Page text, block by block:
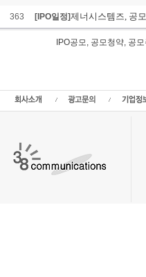
363 [IPO일정]제너시스템즈, 공
IPO공모, 공모청약,